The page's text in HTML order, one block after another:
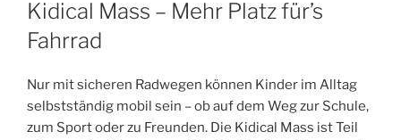
Kidical Mass – Mehr Platz für’s
Fahrrad
Nur mit sicheren Radwegen können Kinder im Alltag
selbstständig mobil sein – ob auf dem Weg zur Schule,
zum Sport oder zu Freunden. Die Kidical Mass ist Teil